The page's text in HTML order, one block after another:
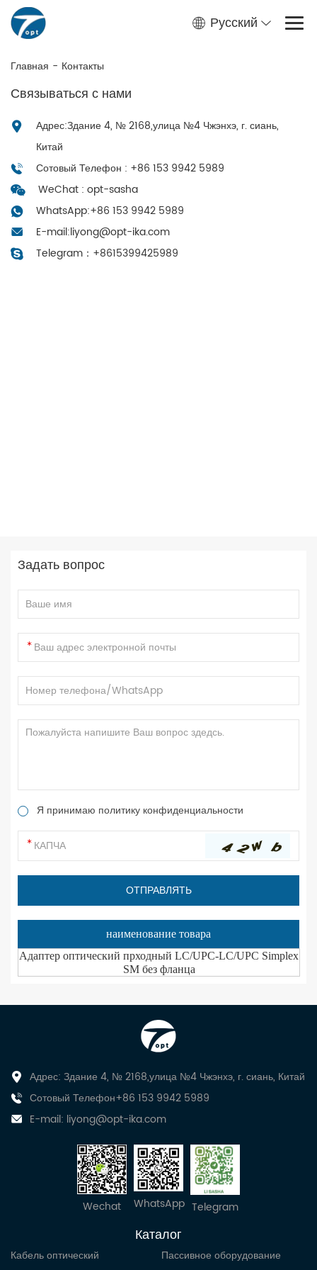
Русский
Главная - Контакты
Связываться с нами
Адрес:Здание 4, № 2168,улица №4 Чжэнхэ, г. сиань,
Китай
Сотовый Телефон : +86 153 9942 5989
WeChat : opt-sasha
WhatsApp:+86 153 9942 5989
E-mail:liyong@opt-ika.com
Telegram： +8615399425989
Задать вопрос
Я принимаю политику конфиденциальности
наименование товара
Адаптер оптический прходный LC/UPC-LC/UPC Simplex
SM без фланца
Адрес: Здание 4, № 2168,улица №4 Чжэнхэ, г. сиань, Китай
Сотовый Телефон+86 153 9942 5989
E-mail: liyong@opt-ika.com
Wechat WhatsApp Telegram
Каталог
Кабель оптический
Пассивное оборудование